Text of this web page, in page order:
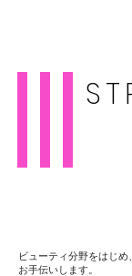
ビューティ分野をはじ
お手伝いします。